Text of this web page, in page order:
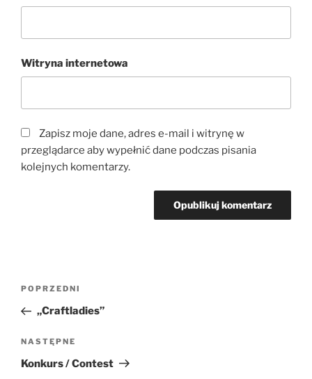
Witryna internetowa
Zapisz moje dane, adres e-mail i witrynę w
przeglądarce aby wypełnić dane podczas pisania
kolejnych komentarzy.
Nawigacja
Poprzedni
wpis
POPRZEDNI
„Craftladies”
Następny
wpis
NASTĘPNE
Konkurs / Contest